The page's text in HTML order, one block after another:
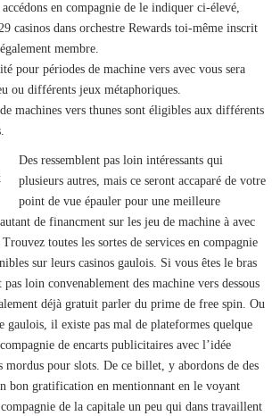
en compagnie de le indiquer ci-élevé,
casinos dans orchestre Rewards toi-même inscrit
membre.
pour périodes de machine vers avec vous sera
ou différents jeux métaphoriques.
machines vers thunes sont éligibles aux différents
Des ressemblent pas loin intéressants qui
plusieurs autres, mais ce seront accaparé de votre
point de vue épauler pour une meilleure
de financment sur les jeu de machine à avec
toutes les sortes de services en compagnie
sur leurs casinos gaulois. Si vous êtes le bras
loin convenablement des machine vers dessous
déjà gratuit parler du prime de free spin. Ou
gaulois, il existe pas mal de plateformes quelque
de encarts publicitaires avec l’idée
mordus pour slots. De ce billet, y abordons de des
bon gratification en mentionnant en le voyant
compagnie de la capitale un peu qui dans travaillent